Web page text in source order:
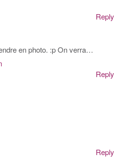
Reply
en photo. :p On verra…
Reply
Reply